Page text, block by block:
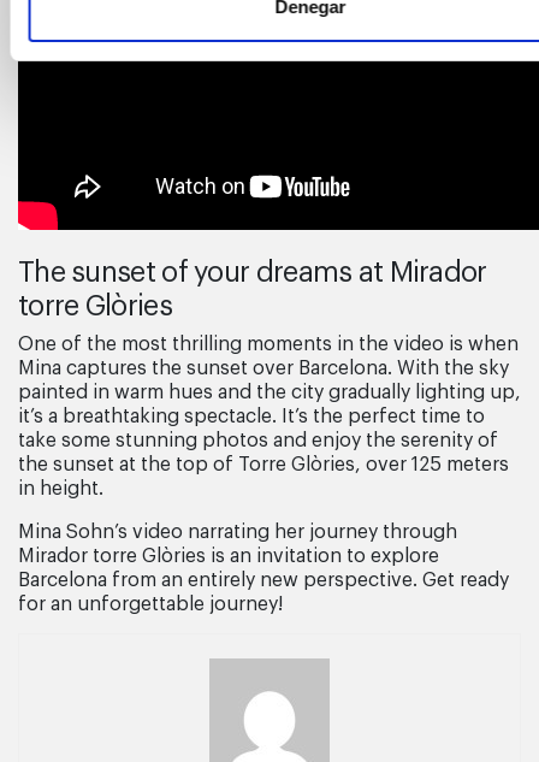
Denegar
Thesunsetofyour dreams at Mirador
torre Glòries
One of the most thrilling moments in the video is when
Mina captures the sunset over Barcelona. With the sky
painted in warm hues and the city gradually lighting up,
it’s a breathtaking spectacle. It’s the perfect time to
take some stunning photos and enjoy the serenity of
the sunset at the top of Torre Glòries, over 125 meters
in height.
Mina Sohn’s video narrating her journey through
Mirador torre Glòries is an invitation to explore
Barcelona from an entirely new perspective. Get ready
for an unforgettable journey!